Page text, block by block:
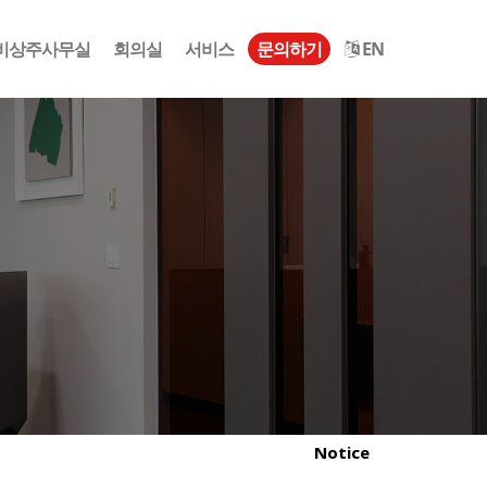
상주사무실 회의실 서비스 문의하기 EN
Notice